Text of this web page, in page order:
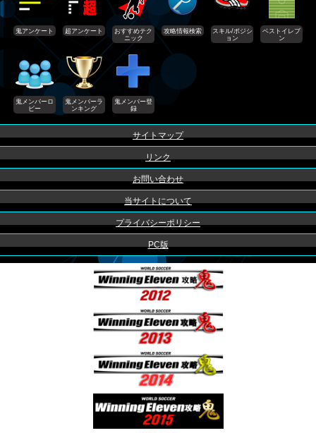
鬼アンケート 超アンケート
おすすめテク
ニック
攻略情報検索
スキル/ポジシ
ョン
ベストイレブ
ン
鬼メンバーロ
ビー
鬼メンバーラ
ンキング
鬼メンバー登
録
サイトマップ
リンク
お問い合わせ
当サイトについて
プライバシーポリシー
PC版